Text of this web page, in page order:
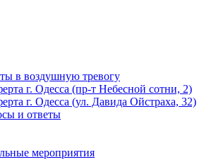
в воздушную тревогу
г. Одесса (пр-т Небесной сотни, 2)
г. Одесса (ул. Давида Ойстраха, 32)
и ответы
мероприятия